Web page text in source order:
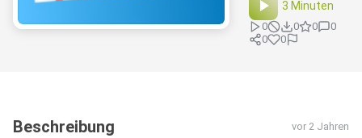
3 Minuten
0 0 0
0
0
0
Beschreibung vor 2 Jahren